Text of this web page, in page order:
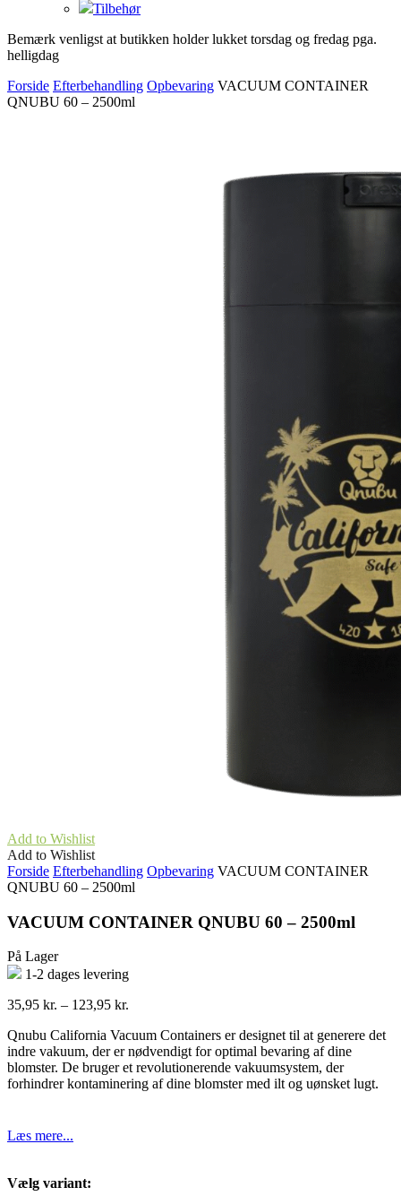
Tilbehør
Bemærk venligst at butikken holder lukket torsdag og fredag pga.
helligdag
Forside Efterbehandling Opbevaring VACUUM CONTAINER
QNUBU 60 – 2500ml
Add to Wishlist
Add to Wishlist
Forside Efterbehandling Opbevaring VACUUM CONTAINER
QNUBU 60 – 2500ml
VACUUM CONTAINER QNUBU 60 – 2500ml
På Lager
1-2 dages levering
35,95 kr. – 123,95 kr.
til
123,95 kr.
Qnubu California Vacuum Containers er designet til at generere det
indre vakuum, der er nødvendigt for optimal bevaring af dine
blomster. De bruger et revolutionerende vakuumsystem, der
forhindrer kontaminering af dine blomster med ilt og uønsket lugt.
Læs mere...
Vælg variant: